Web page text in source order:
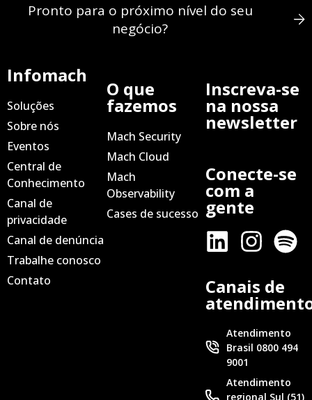
Pronto para o próximo nível do seu
negócio?
Infomach
Soluções
Sobre nós
Eventos
Central de
Conhecimento
Canal de
privacidade
Canal de denúncia
Trabalhe conosco
Contato
O que
fazemos
Mach Security
Mach Cloud
Mach
Observability
Cases de sucesso
Inscreva-se
na nossa
newsletter
Conecte-se
com a
gente
Canais de
Atendimento
Brasil 0800 494
9001
Atendimento
regional Sul (51)